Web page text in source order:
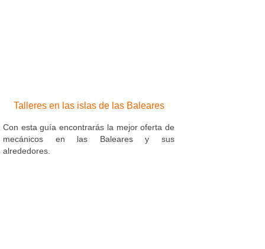
Talleres en las islas de las Baleares
Con esta guía encontrarás la mejor oferta de
mecánicos en las Baleares y sus
alrededores.